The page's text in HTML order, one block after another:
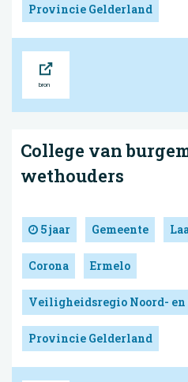
Provincie Gelderland
College van
wethouders
5 jaar Gemeente
Corona Ermelo
Veiligheidsregio Noord- en
Provincie Gelderland